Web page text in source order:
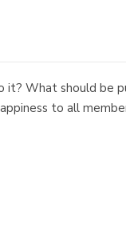
What should be
to all